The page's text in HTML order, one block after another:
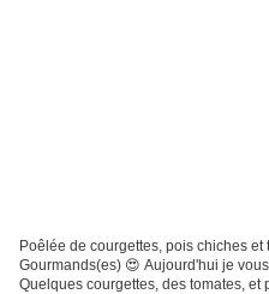
Poêlée de courgettes, pois chiches et tomates 😍
Gourmands(es) 😍 Aujourd'hui je
Quelques courgettes, des tomates, et